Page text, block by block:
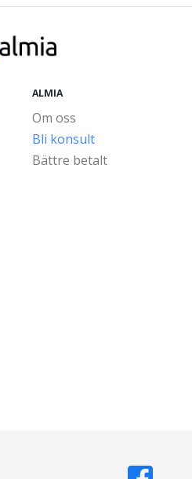
Sjuksköterska
Läkare
ALMIA
Om oss
Bli konsult
Bättre betalt